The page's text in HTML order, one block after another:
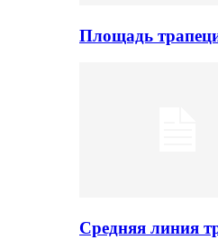
Площадь
Средняя линия